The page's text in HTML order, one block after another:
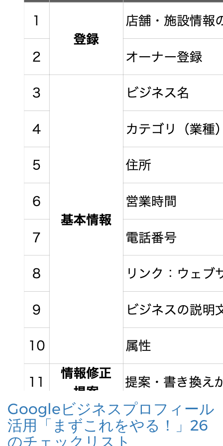
Googleビジネスプロフィール
活用「まずこれをやる！」26
のチェックリスト